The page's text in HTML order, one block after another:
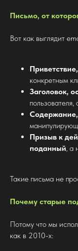
Письмо, от
Вот как выглядит
конкретным
Заголовок,
Призыв к
поданный, а
Такие письма не
Почему старые
Потому что мы
как в 2010-х: